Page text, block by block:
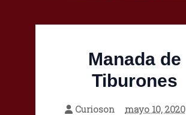
Manada de
Tiburones
Curioson
mayo 10, 2020